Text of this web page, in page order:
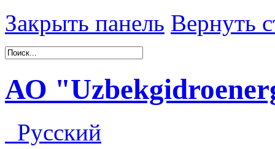
Закрыть панель Вернуть
АО
Русский